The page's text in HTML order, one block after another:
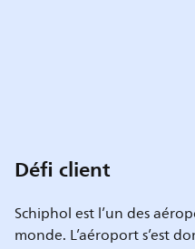
Défi client
Schiphol est l’un des
monde. L’aéroport s’est